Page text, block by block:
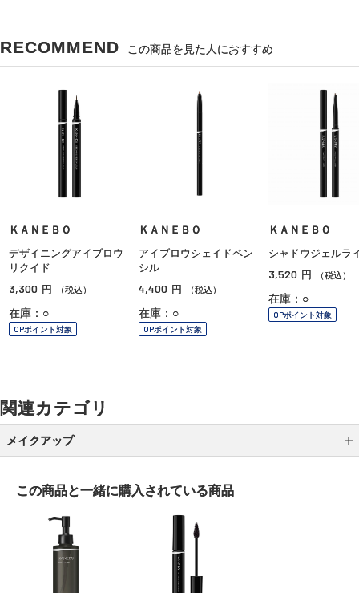
RECOMMEND この商品を見た人におすすめ
ＫＡＮＥＢＯ
デザイニングアイブロウ
リクイド
3,300 円 （税込）
在庫：○
OPポイント対象
ＫＡＮＥＢＯ
アイブロウシェイドペン
シル
4,400 円 （税込）
在庫：○
OPポイント対象
ＫＡＮＥＢＯ
シャドウジェルラ
3,520 円 （税込）
在庫：○
OPポイント対象
関連カテゴリ
メイクアップ
アイブロウ
この商品と一緒に購入されている商品